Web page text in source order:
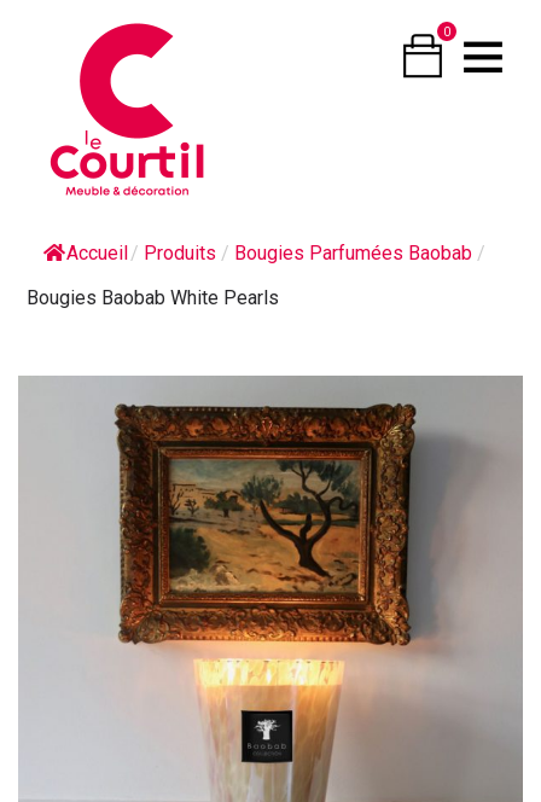
0
Accueil/ Produits / Bougies Parfumées Baobab /
Bougies Baobab White Pearls